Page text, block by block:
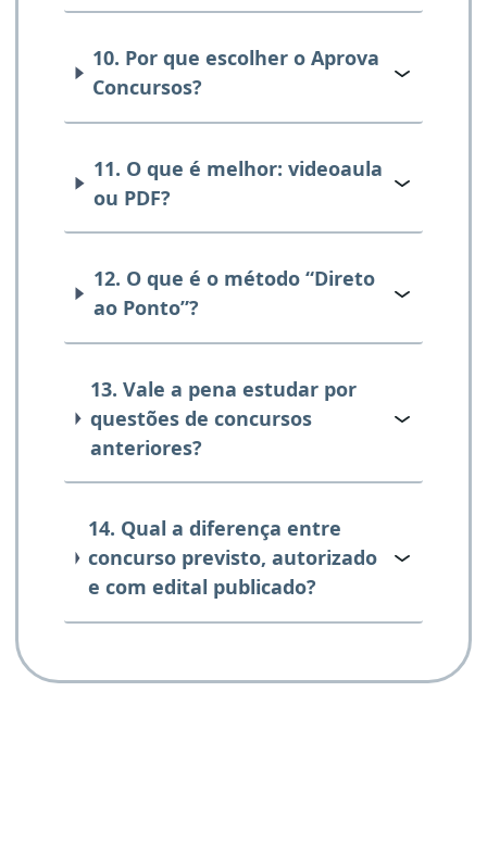
10. Por que escolher o Aprova
Concursos?
11. O que é melhor: videoaula
ou PDF?
12. O que é o método “Direto
ao Ponto”?
13. Vale a pena estudar por
questões de concursos
anteriores?
14. Qual a diferença entre
concurso previsto, autorizado
e com edital publicado?